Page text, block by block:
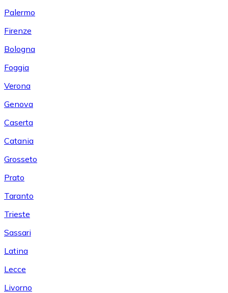
Palermo
Firenze
Bologna
Foggia
Verona
Genova
Caserta
Catania
Grosseto
Prato
Taranto
Trieste
Sassari
Latina
Lecce
Livorno